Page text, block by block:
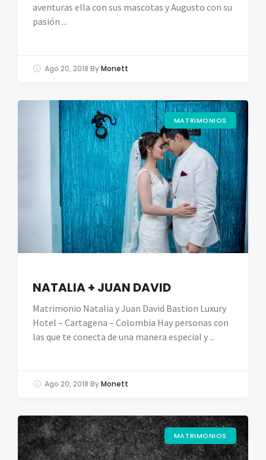
aventuras ella con sus mascotas y Augusto con su
pasión ...
Ago 20, 2018 ByMonett
MATRIMONIOS
NATALIA + JUAN DAVID
Matrimonio Natalia y Juan David Bastion Luxury
Hotel – Cartagena – Colombia Hay personas con
las que te conecta de una manera especial y ...
Ago 20, 2018 ByMonett
MATRIMONIOS